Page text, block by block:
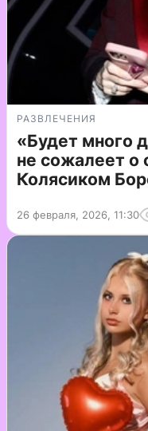
РАЗВЛЕЧЕНИЯ
«Будет много
не сожалеет о
Колясиком
26 февраля, 2026, 11:30